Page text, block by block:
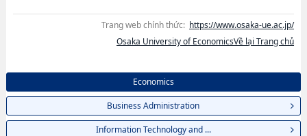
Trang web chính thức: https://www.osaka-ue.ac.jp/
Osaka University of EconomicsVề lại Trang chủ
Economics
Business Administration
Information Technology and ...